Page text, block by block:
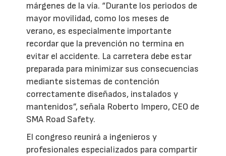
márgenes de la vía. “Durante los periodos de
mayor movilidad, como los meses de
verano, es especialmente importante
recordar que la prevención no termina en
evitar el accidente. La carretera debe estar
preparada para minimizar sus consecuencias
mediante sistemas de contención
correctamente diseñados, instalados y
mantenidos”, señala Roberto Impero, CEO de
SMA Road Safety.
El congreso reunirá a ingenieros y
profesionales especializados para compartir